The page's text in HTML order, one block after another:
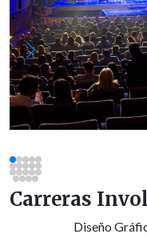
Carreras
Diseño